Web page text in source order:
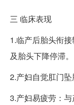
三 临床表现
1.临产后胎头衔
及胎头下降停滞。
2.产妇自觉肛门坠
3.产妇易疲劳：